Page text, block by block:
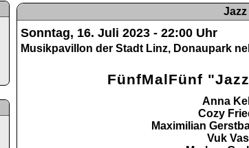
Sonntag, 16. Juli 2023 - 22:00 Uhr
Musikpavillon der Stadt Linz, Donaupark
FünfMalFünf
Anna
Cozy
Maximilian
Vuk